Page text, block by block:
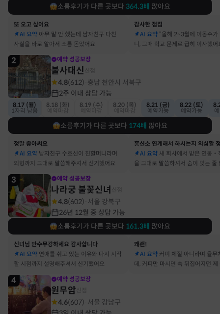
소름후기가 다른 곳보다 364.3배 많아요
또 오고 싶어요
AI 요약 아무 말 안 했는데 남자친구 다친
사실을 바로 알아서 소름 돋았어요
감사한 점집
AI 요약 “올해 2~3월에 이동수가
니, 그때 학교 문제로 급히 이사했어
2 예약 성공보장
불사대신
4.8(612) 충남 천안시 서북구
2주 이내 상담 가능
8.17 (월)
1자리 남음
8.18 (화)
8.19 (수)
8.20 (목)
8.21 (금)
예약가능
8.22 (토)
예약가능
소름후기가 다른 곳보다 174배 많아요
정말 좋아써요
AI 요약 남자친구 수호신이 친할머니라며
외형까지 그대로 말씀해주셔서 신기했어요
AI 요약 새 회사에서 받은 연봉‧
을 그대로 말씀하셔서 숨이 멎는 줄
3 예약 성공보장
나라궁 불꽃신녀
4.8(602) 서울 강북구
26년 12월 중 상담 가능
소름후기가 다른 곳보다 161.3배 많아요
신녀님 만수무강하세요 감사합니다
AI 요약 연애를 쉬고 있는 이유와 다시 시작
할 시점까지 설명해주셔서 신기했어요
꽤괜!
AI 요약 커피 체질 아니라며 율무
데, 커피만 마시면 속 뒤집어지던 제
4 예약 성공보장
원무암
4.6(607) 서울 강남구